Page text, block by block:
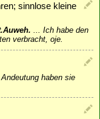
sinnlose kleine
Ich habe den
verbracht, oje.
haben sie